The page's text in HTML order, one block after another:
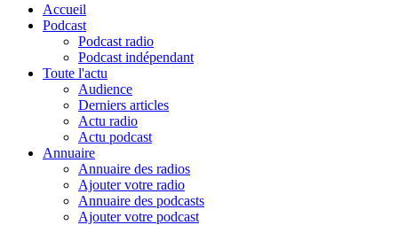
Accueil
Podcast
Podcast radio
Podcast indépendant
Toute l'actu
Audience
Derniers articles
Actu radio
Actu podcast
Annuaire
Annuaire des radios
Ajouter votre radio
Annuaire des podcasts
Ajouter votre podcast